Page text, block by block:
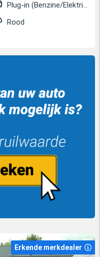
Plug-in (Benzine/Elektrisch)
Rood
Erkende merkdealer